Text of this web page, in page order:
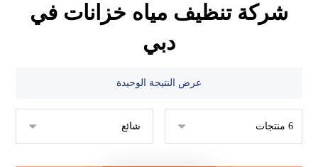
شركة تنظيف مياه خزانات في
دبي
عرض النتيجة الوحيدة